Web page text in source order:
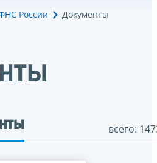
России Документы
всего: